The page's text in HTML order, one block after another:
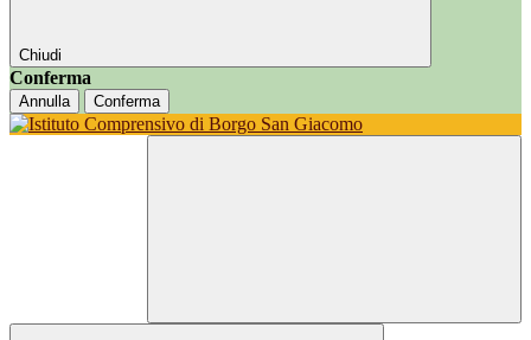
Chiudi
Conferma
Annulla Conferma